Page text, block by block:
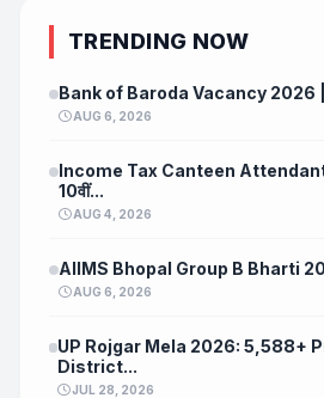
TRENDING NOW
Bank of Baroda Vacancy 2026 |
AUG 6, 2026
Income Tax Canteen
10वीं...
AUG 4, 2026
AIIMS Bhopal Group B Bharti
AUG 6, 2026
UP Rojgar Mela 2026: 5,588+
District...
JUL 28, 2026